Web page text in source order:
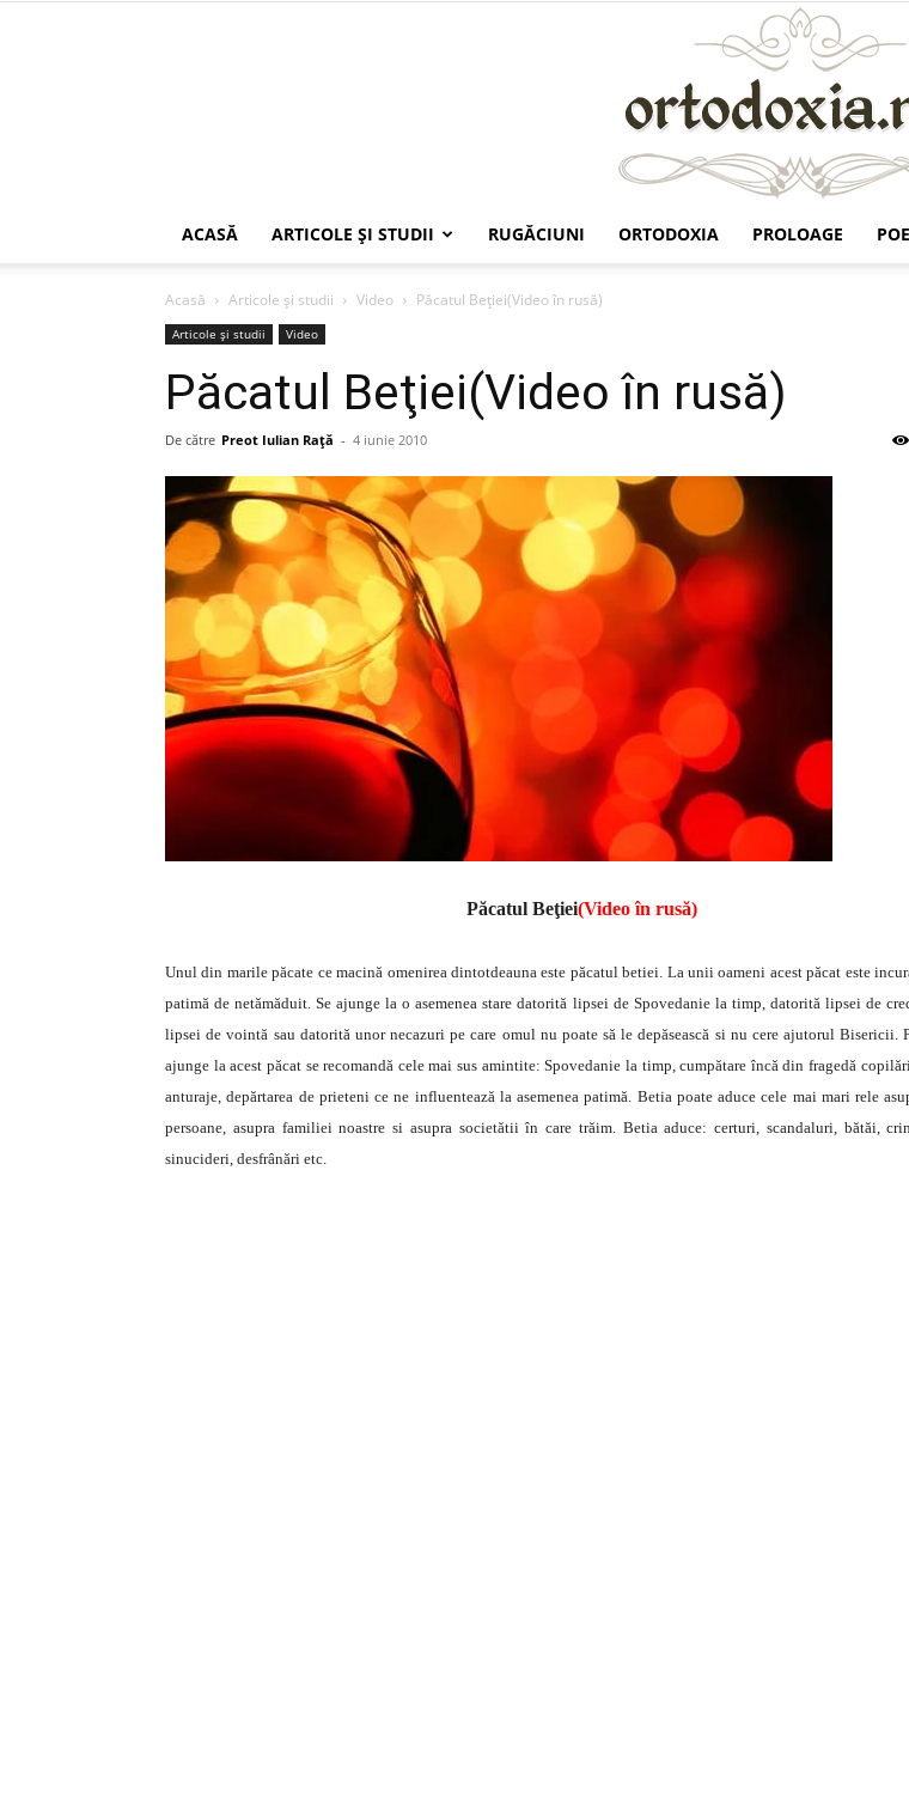
ACASĂ ARTICOLE ŞI STUDII RUGĂCIUNI ORTODOXIA PROLOAGE
Acasă Articole şi studii Video Păcatul Beţiei(Video în rusă)
Articole şi studii Video
Păcatul Beţiei(Video în rusă)
De către Preot Iulian Raţă - 4 iunie 2010
Păcatul Beţiei(Video în rusă)
Unul din marile păcate ce macină omenirea dintotdeauna este păcatul betiei. La unii oameni acest păcat este
patimă de netămăduit. Se ajunge la o asemenea stare datorită lipsei de Spovedanie la timp, datorită lipsei de
lipsei de vointă sau datorită unor necazuri pe care omul nu poate să le depăsească si nu cere ajutorul Bisericii.
ajunge la acest păcat se recomandă cele mai sus amintite: Spovedanie la timp, cumpătare încă din fragedă
anturaje, depărtarea de prieteni ce ne influentează la asemenea patimă. Betia poate aduce cele mai mari rele
persoane, asupra familiei noastre si asupra societătii în care trăim. Betia aduce: certuri, scandaluri, bătăi,
sinucideri, desfrânări etc.